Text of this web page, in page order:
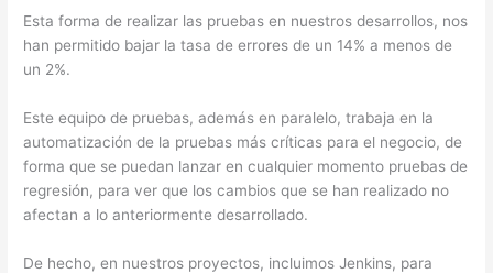
Esta forma de realizar las pruebas en nuestros desarrollos, nos
han permitido bajar la tasa de errores de un 14% a menos de
un 2%.
Este equipo de pruebas, además en paralelo, trabaja en la
automatización de la pruebas más críticas para el negocio, de
forma que se puedan lanzar en cualquier momento pruebas de
regresión, para ver que los cambios que se han realizado no
afectan a lo anteriormente desarrollado.
De hecho, en nuestros proyectos, incluimos Jenkins, para